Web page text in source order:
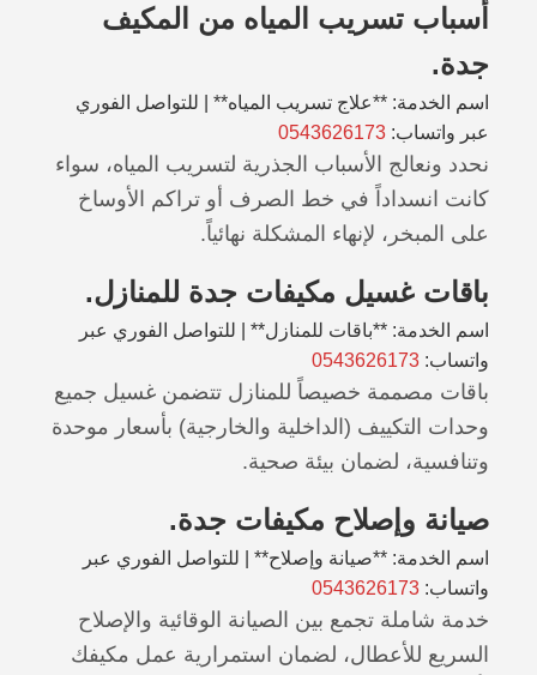
أسباب تسريب المياه من المكيف
جدة.
اسم الخدمة: **علاج تسريب المياه** | للتواصل الفوري
عبر واتساب: 0543626173
نحدد ونعالج الأسباب الجذرية لتسريب المياه، سواء
كانت انسداداً في خط الصرف أو تراكم الأوساخ
على المبخر، لإنهاء المشكلة نهائياً.
باقات غسيل مكيفات جدة للمنازل.
اسم الخدمة: **باقات للمنازل** | للتواصل الفوري عبر
واتساب: 0543626173
باقات مصممة خصيصاً للمنازل تتضمن غسيل جميع
وحدات التكييف (الداخلية والخارجية) بأسعار موحدة
وتنافسية، لضمان بيئة صحية.
صيانة وإصلاح مكيفات جدة.
اسم الخدمة: **صيانة وإصلاح** | للتواصل الفوري عبر
واتساب: 0543626173
خدمة شاملة تجمع بين الصيانة الوقائية والإصلاح
السريع للأعطال، لضمان استمرارية عمل مكيفك